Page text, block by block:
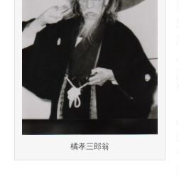
版
原
義
也
浪
人
山
太
橘孝三郎翁